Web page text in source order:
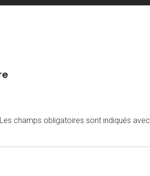
Les champs obligatoires sont indiqués avec